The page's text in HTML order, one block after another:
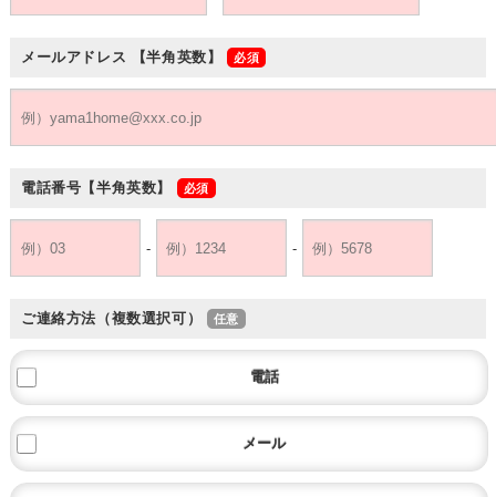
メールアドレス 【半角英数】
電話番号 【半角英数】
- -
ご連絡方法（複数選択可）
電話
メール